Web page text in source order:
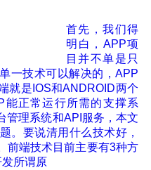
首先，我们得
明白，APP项
目并不单是只
一技术可以解决的，APP
就是IOS和ANDROID两个
能正常运行所需的支撑系
管理系统和API服务，本文
。要说清用什么技术好，
前端技术目前主要有3种方
所谓原